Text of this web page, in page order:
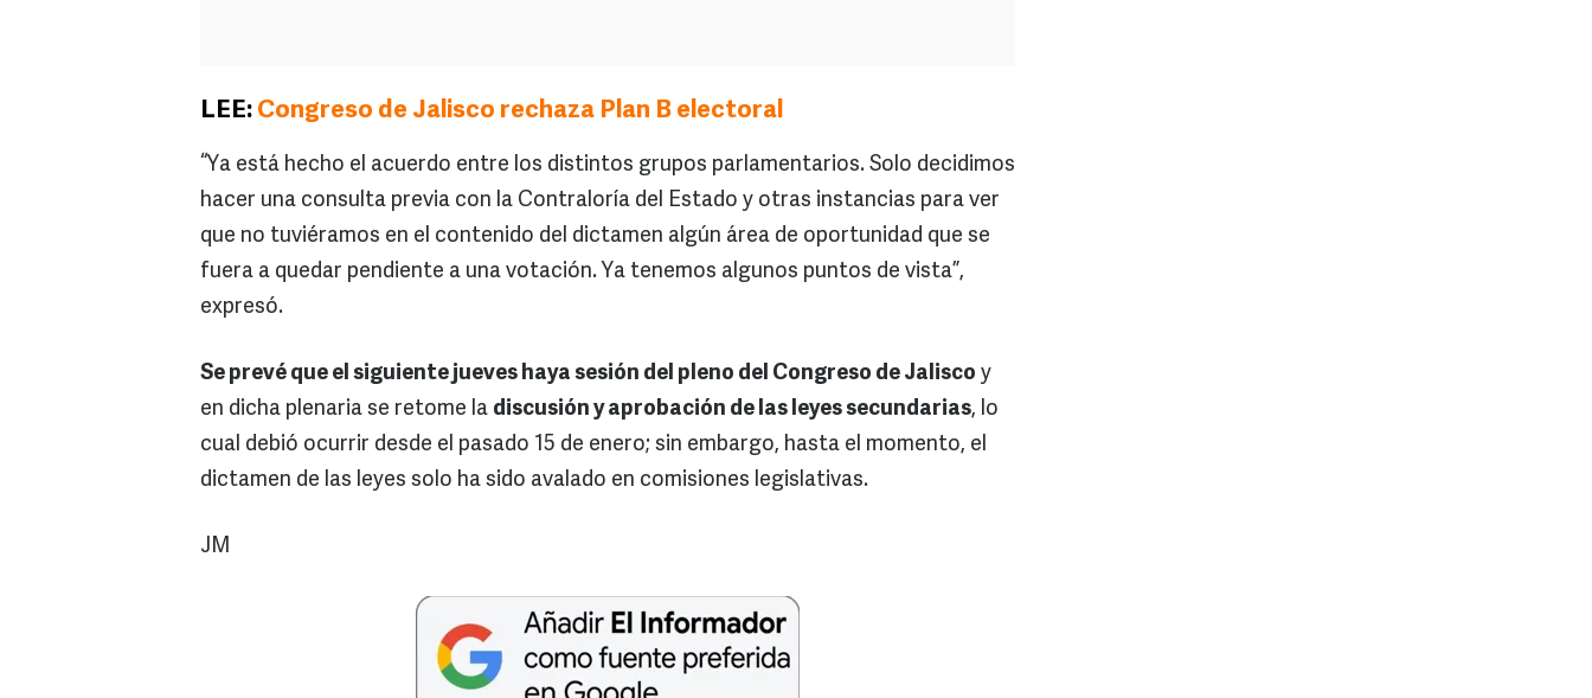
LEE: Congreso de Jalisco rechaza Plan B electoral
“Ya está hecho el acuerdo entre los distintos grupos parlamentarios. Solo decidimos
hacer una consulta previa con la Contraloría del Estado y otras instancias para ver
que no tuviéramos en el contenido del dictamen algún área de oportunidad que se
fuera a quedar pendiente a una votación. Ya tenemos algunos puntos de vista”,
expresó.
Se prevé que el siguiente jueves haya sesión del pleno del Congreso de Jalisco y
en dicha plenaria se retome la discusión y aprobación de las leyes secundarias, lo
cual debió ocurrir desde el pasado 15 de enero; sin embargo, hasta el momento, el
dictamen de las leyes solo ha sido avalado en comisiones legislativas.
JM